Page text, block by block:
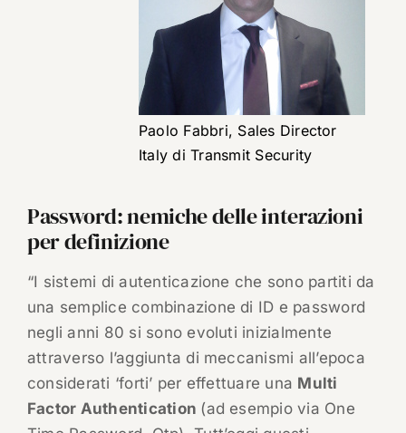
Paolo Fabbri, Sales Director
Italy di Transmit Security
Password: nemiche delle interazioni
per definizione
“I sistemi di autenticazione che sono partiti da
una semplice combinazione di ID e password
negli anni 80 si sono evoluti inizialmente
attraverso l’aggiunta di meccanismi all’epoca
considerati ‘forti’ per effettuare una Multi
Factor Authentication (ad esempio via One